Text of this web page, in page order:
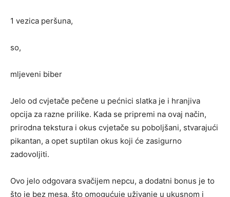
1 vezica peršuna,
so,
mljeveni biber
Jelo od cvjetače pečene u pećnici slatka je i hranjiva
opcija za razne prilike. Kada se pripremi na ovaj način,
prirodna tekstura i okus cvjetače su poboljšani, stvarajući
pikantan, a opet suptilan okus koji će zasigurno
zadovoljiti.
Ovo jelo odgovara svačijem nepcu, a dodatni bonus je to
što je bez mesa, što omogućuje uživanje u ukusnom i